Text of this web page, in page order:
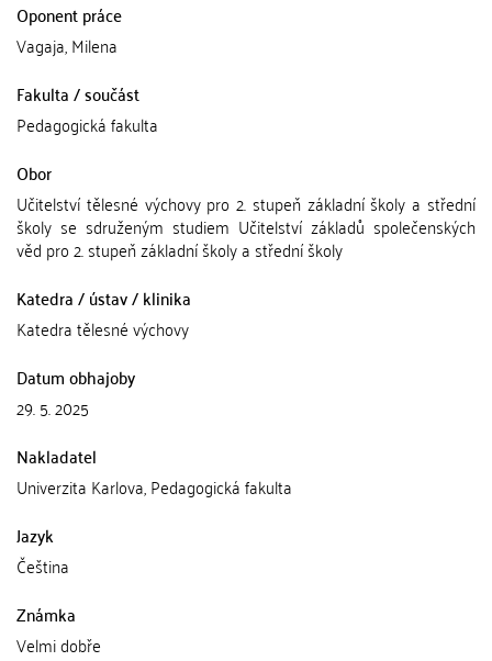
Oponent práce
Vagaja, Milena
Fakulta / součást
Pedagogická fakulta
Obor
Učitelství tělesné výchovy pro 2. stupeň základní školy a střední
školy se sdruženým studiem Učitelství základů společenských
věd pro 2. stupeň základní školy a střední školy
Katedra / ústav / klinika
Katedra tělesné výchovy
Datum obhajoby
29. 5. 2025
Nakladatel
Univerzita Karlova, Pedagogická fakulta
Jazyk
Čeština
Známka
Velmi dobře